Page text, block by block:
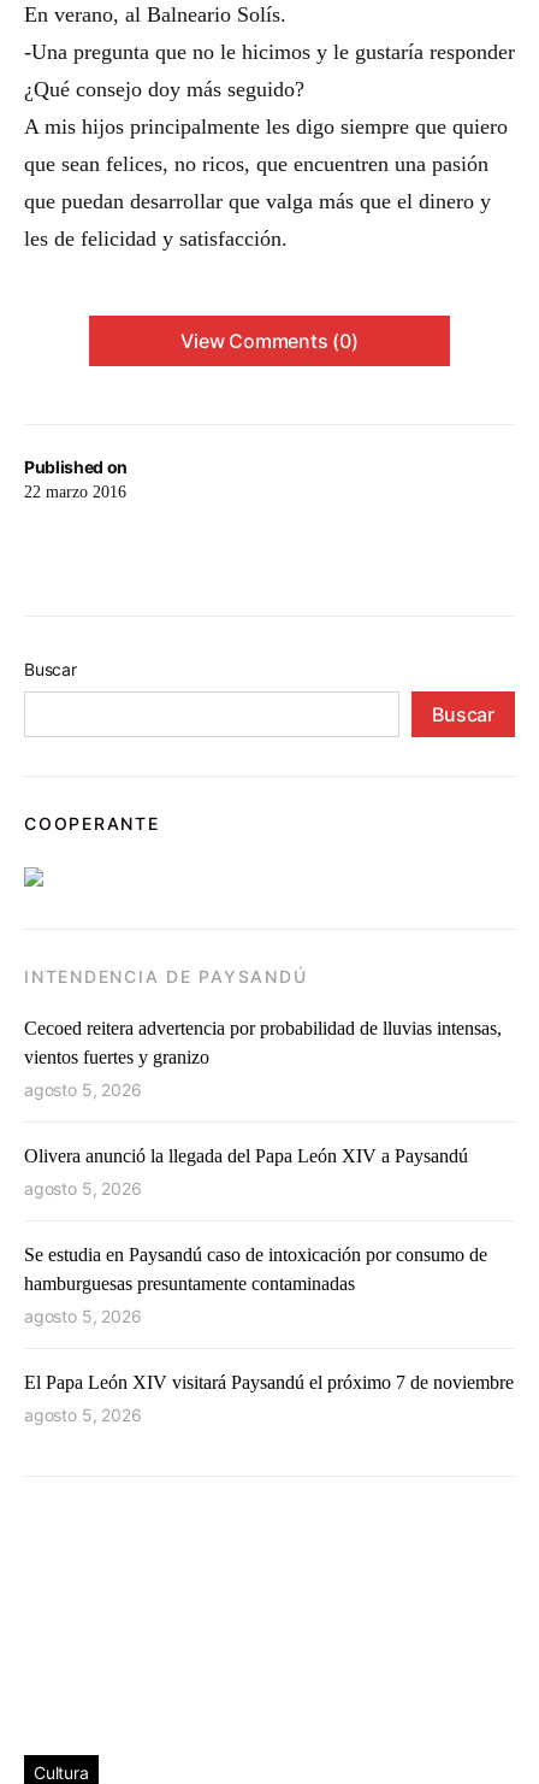
Published on
22 marzo 2016
En verano, al Balneario Solís.
-Una pregunta que no le hicimos y le gustaría responder
¿Qué consejo doy más seguido?
A mis hijos principalmente les digo siempre que quiero
que sean felices, no ricos, que encuentren una pasión
que puedan desarrollar que valga más que el dinero y
les de felicidad y satisfacción.
View Comments (0)
Buscar
Buscar
COOPERANTE
INTENDENCIA DE PAYSANDÚ
Cecoed reitera advertencia por probabilidad de lluvias intensas,
vientos fuertes y granizo
agosto 5, 2026
Olivera anunció la llegada del Papa León XIV a Paysandú
agosto 5, 2026
Se estudia en Paysandú caso de intoxicación por consumo de
hamburguesas presuntamente contaminadas
agosto 5, 2026
El Papa León XIV visitará Paysandú el próximo 7 de noviembre
agosto 5, 2026
Cultura